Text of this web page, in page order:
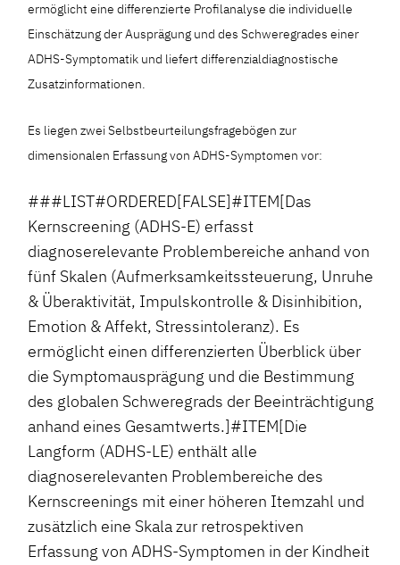
ermöglicht eine differenzierte Profilanalyse die individuelle
Einschätzung der Ausprägung und des Schweregrades einer
ADHS-Symptomatik und liefert differenzialdiagnostische
Zusatzinformationen.
Es liegen zwei Selbstbeurteilungsfragebögen zur
dimensionalen Erfassung von ADHS-Symptomen vor:
###LIST#ORDERED[FALSE]#ITEM[Das
Kernscreening (ADHS-E) erfasst
diagnoserelevante Problembereiche anhand von
fünf Skalen (Aufmerksamkeitssteuerung, Unruhe
& Überaktivität, Impulskontrolle & Disinhibition,
Emotion & Affekt, Stressintoleranz). Es
ermöglicht einen differenzierten Überblick über
die Symptomausprägung und die Bestimmung
des globalen Schweregrads der Beeinträchtigung
anhand eines Gesamtwerts.]#ITEM[Die
Langform (ADHS-LE) enthält alle
diagnoserelevanten Problembereiche des
Kernscreenings mit einer höheren Itemzahl und
zusätzlich eine Skala zur retrospektiven
Erfassung von ADHS-Symptomen in der Kindheit